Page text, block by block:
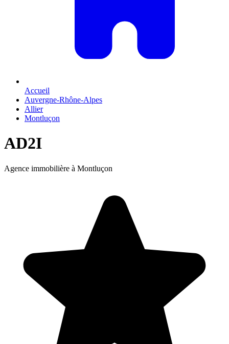
Accueil
Auvergne-Rhône-Alpes
Allier
Montluçon
AD2I
Agence immobilière à Montluçon